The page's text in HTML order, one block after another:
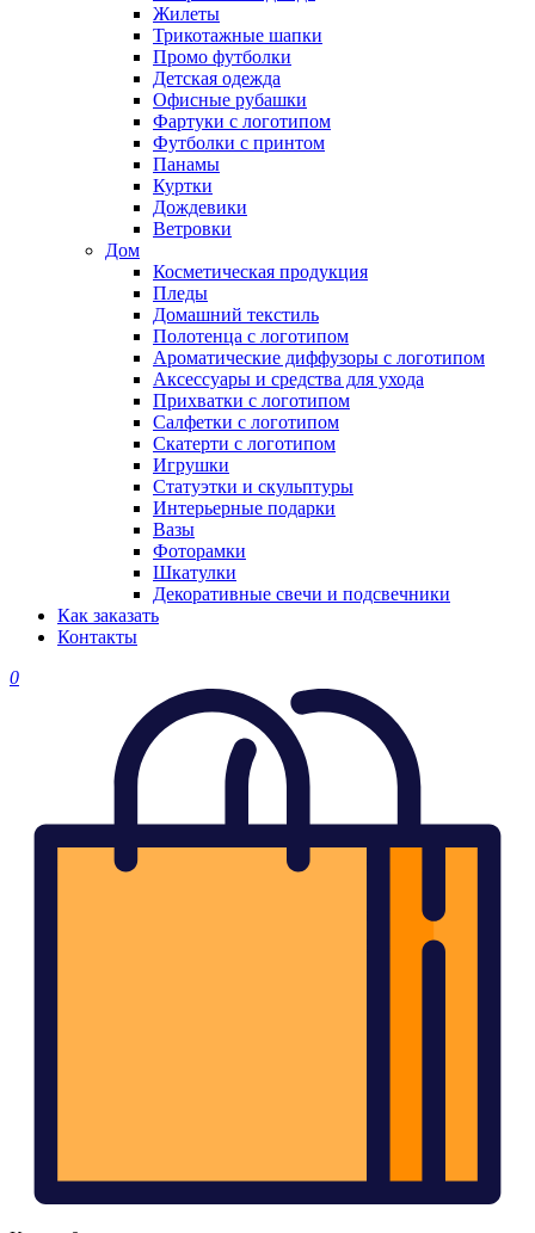
Жилеты
Трикотажные шапки
Промо футболки
Детская одежда
Офисные рубашки
Фартуки с логотипом
Футболки с принтом
Панамы
Куртки
Дождевики
Ветровки
Дом
Косметическая продукция
Пледы
Домашний текстиль
Полотенца с логотипом
Ароматические диффузоры с логотипом
Аксессуары и средства для ухода
Прихватки с логотипом
Салфетки с логотипом
Скатерти с логотипом
Игрушки
Статуэтки и скульптуры
Интерьерные подарки
Вазы
Фоторамки
Шкатулки
Декоративные свечи и подсвечники
Как заказать
Контакты
0